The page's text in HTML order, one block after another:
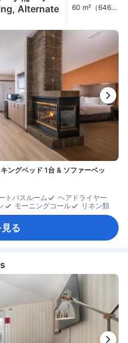
Alternate
60 m²（646
キングベッド 1台 & ソファーベッ
トバスルーム
ヘアドライヤー
モーニングコール リネン類
る